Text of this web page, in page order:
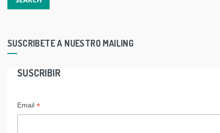
SUSCRIBETE A NUESTRO MAILING
SUSCRIBIR
Email *